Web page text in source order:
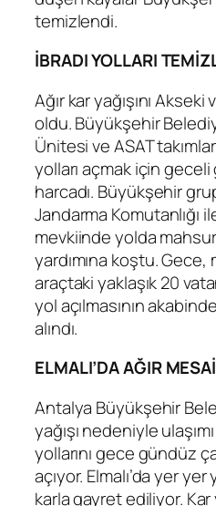
temizlendi.
İBRADI YOLLARI
Ağır kar yağışını Akseki
oldu. Büyükşehir
Ünitesi ve ASAT
yolları açmak için
harcadı. Büyükşehir
Jandarma Komutanlığı
mevkiinde yolda
yardımına koştu. Gece,
araçtaki yaklaşık 20
yol açılmasının
alındı.
ELMALI’DA AĞIR MESAİ
Antalya Büyükşehir
yağışı nedeniyle
yollarını gece gündüz
açıyor. Elmalı’da yer
karla gayret ediliyor. Kar